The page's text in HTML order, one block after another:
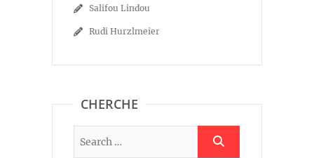
Salifou Lindou
Rudi Hurzlmeier
CHERCHE